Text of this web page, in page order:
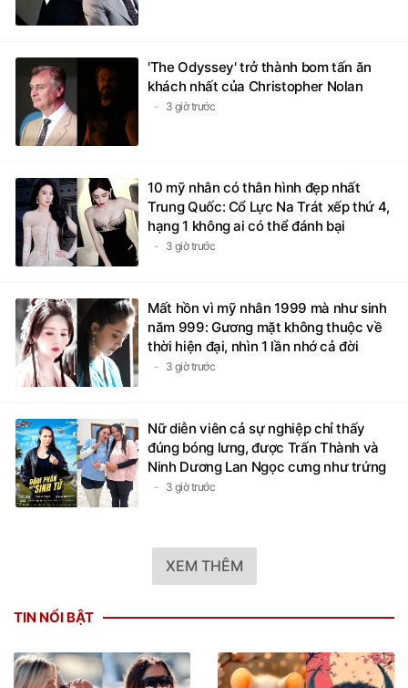
'The Odyssey' trở thành bom tấn ăn
khách nhất của Christopher Nolan
3 giờ trước
10 mỹ nhân có thân hình đẹp nhất
Trung Quốc: Cổ Lực Na Trát xếp thứ 4,
hạng 1 không ai có thể đánh bại
3 giờ trước
Mất hồn vì mỹ nhân 1999 mà như sinh
năm 999: Gương mặt không thuộc về
thời hiện đại, nhìn 1 lần nhớ cả đời
3 giờ trước
Nữ diễn viên cả sự nghiệp chỉ thấy
đúng bóng lưng, được Trấn Thành và
Ninh Dương Lan Ngọc cưng như trứng
3 giờ trước
XEM THÊM
TIN NỔI BẬT